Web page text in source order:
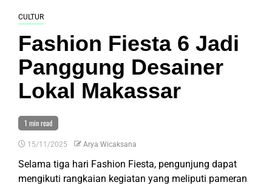
CULTUR
Fashion Fiesta 6 Jadi
Panggung Desainer
Lokal Makassar
1 min read
15/11/2025 Arya Wicaksana
Selama tiga hari Fashion Fiesta, pengunjung dapat
mengikuti rangkaian kegiatan yang meliputi pameran